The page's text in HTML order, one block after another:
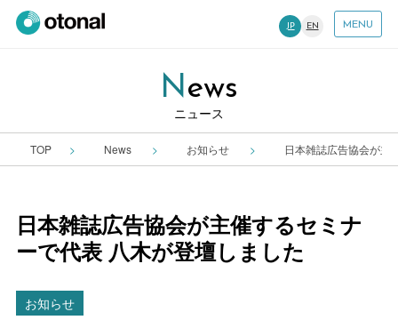
JP EN MENU
News
ニュース
TOP News お知らせ 日本雑誌広告協会が主
日本雑誌広告協会が主催するセミナ
ーで代表 八木が登壇しました
お知らせ